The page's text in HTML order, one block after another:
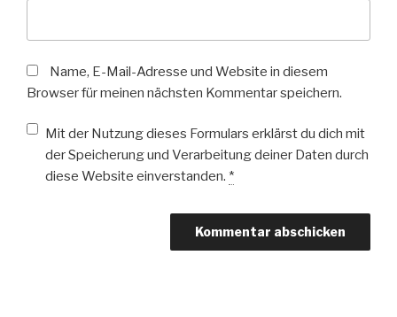
Name, E-Mail-Adresse und Website in diesem
Browser für meinen nächsten Kommentar speichern.
Mit der Nutzung dieses Formulars erklärst du dich mit
der Speicherung und Verarbeitung deiner Daten durch
diese Website einverstanden. *